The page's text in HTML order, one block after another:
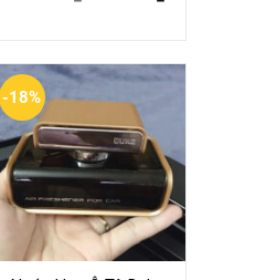
-18%